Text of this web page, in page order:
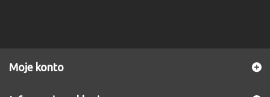
Moje konto